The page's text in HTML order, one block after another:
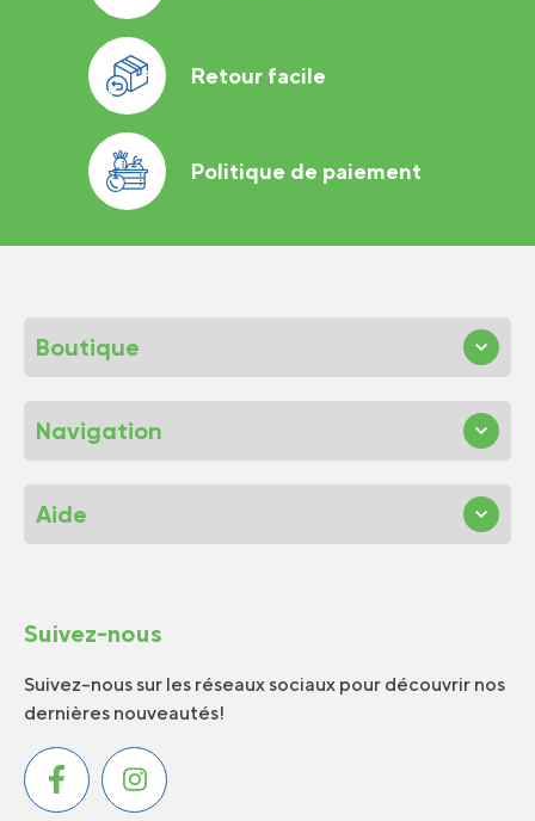
Retour facile
Politique de paiement
Boutique
Navigation
Aide
Suivez-nous
Suivez-nous sur les réseaux sociaux pour découvrir nos
dernières nouveautés!